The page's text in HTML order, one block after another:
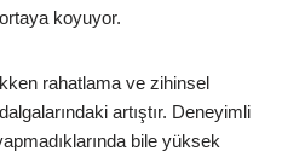
koyuyor.
rahatlama ve zihinsel
artıştır. Deneyimli
bile yüksek